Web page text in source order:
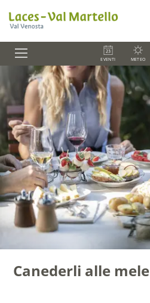
EVENTI METEO
Canederli alle mele